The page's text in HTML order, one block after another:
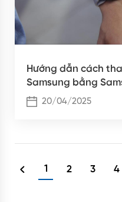
Hướng dẫn cách
Samsung bằng
20/04/2025
1 2 3 4